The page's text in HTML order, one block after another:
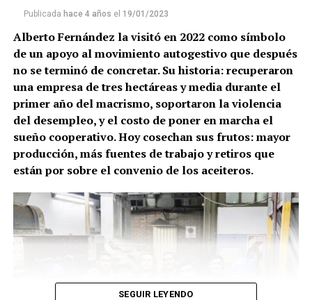
(más…)
Publicada hace 4 años el 19/01/2023
Alberto Fernández la visitó en 2022 como símbolo
de un apoyo al movimiento autogestivo que después
no se terminó de concretar. Su historia: recuperaron
una empresa de tres hectáreas y media durante el
primer año del macrismo, soportaron la violencia
del desempleo, y el costo de poner en marcha el
sueño cooperativo. Hoy cosechan sus frutos: mayor
producción, más fuentes de trabajo y retiros que
están por sobre el convenio de los aceiteros.
SEGUIR LEYENDO